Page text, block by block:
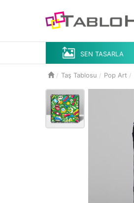
SEN TASARLA
Taş Tablosu Pop Art